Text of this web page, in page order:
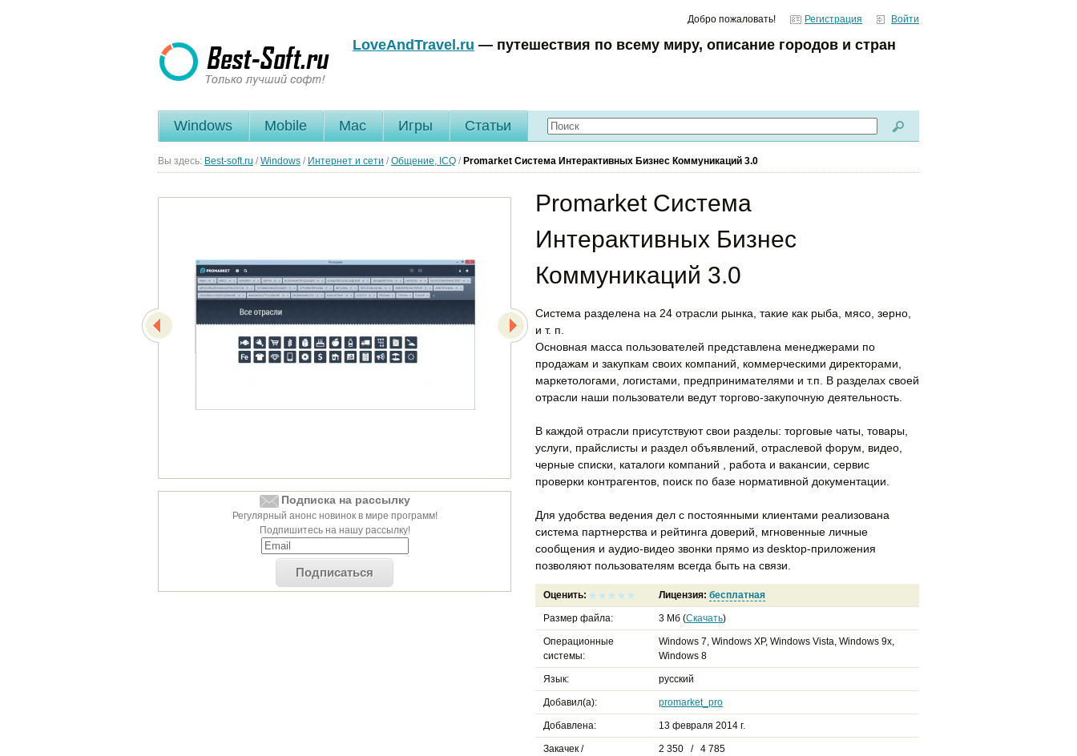
Добро пожаловать! Регистрация Войти
LoveAndTravel.ru — путешествия по всему миру, описание городов и стран
Windows Mobile Mac Игры Статьи
Вы здесь: Best-soft.ru / Windows / Интернет и сети / Общение, ICQ / Promarket Система Интерактивных Бизнес Коммуникаций 3.0
Подписка на рассылку
Регулярный анонс новинок в мире программ!
Подпишитесь на нашу рассылку!
Подписаться
Promarket Система
Интерактивных Бизнес
Коммуникаций 3.0
Система разделена на 24 отрасли рынка, такие как рыба, мясо, зерно,
и т. п.
Основная масса пользователей представлена менеджерами по
продажам и закупкам своих компаний, коммерческими директорами,
маркетологами, логистами, предпринимателями и т.п. В разделах своей
отрасли наши пользователи ведут торгово-закупочную деятельность.
В каждой отрасли присутствуют свои разделы: торговые чаты, товары,
услуги, прайслисты и раздел объявлений, отраслевой форум, видео,
черные списки, каталоги компаний , работа и вакансии, сервис
проверки контрагентов, поиск по базе нормативной документации.
Для удобства ведения дел с постоянными клиентами реализована
система партнерства и рейтинга доверий, мгновенные личные
сообщения и аудио-видео звонки прямо из desktop-приложения
позволяют пользователям всегда быть на связи.
Оценить: Лицензия: бесплатная
Размер файла: 3 Мб (Скачать)
Операционные
системы:
Windows 7, Windows XP, Windows Vista, Windows 9x,
Windows 8
Язык: русский
Добавил(а): promarket_pro
Добавлена: 13 февраля 2014 г.
Закачек /
2 350 / 4 785